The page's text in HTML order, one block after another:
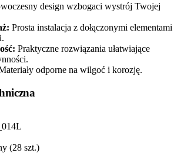
design wzbogaci wystrój Twojej
Prosta instalacja z dołączonymi elementami
Praktyczne rozwiązania ułatwiające
odporne na wilgoć i korozję.
(28 szt.)